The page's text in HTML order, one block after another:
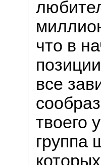
что в
все
твоего
группа